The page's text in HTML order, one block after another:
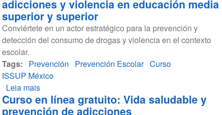
Género,
Violencia
Familiar
y
adicciones y violencia en educación media
superior y superior
Conviértete en un actor estratégico para la prevención y
detección del consumo de drogas y violencia en el contexto
escolar.
Tags
Prevención Prevención Escolar Curso
ISSUP México
Leia maissobre
Curso
en
Curso en línea gratuito: Vida saludable y
prevención de adicciones